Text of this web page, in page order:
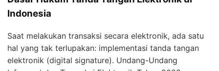
Indonesia
Saat melakukan transaksi secara elektronik, ada satu
hal yang tak terlupakan: implementasi tanda tangan
elektronik (digital signature). Undang-Undang